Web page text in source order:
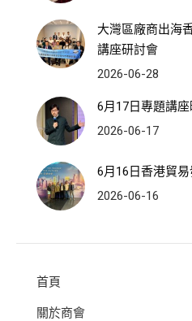
大灣區廠商出海
講座研討會
2026-06-28
6月17日專題講
2026-06-17
6月16日香港貿
2026-06-16
首頁
關於商會